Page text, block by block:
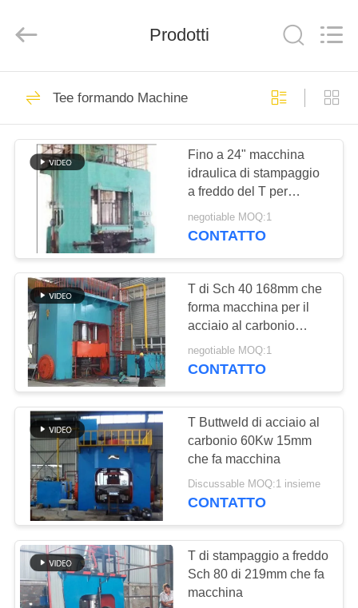
CASA
PRODOTTI
MOSTRA
CIRCA
NOI
GIRO
DELLA
FABBRICA
CONTROLLO
QUALITÀ
CONTATTICI
NOTIZIE
Rights
Macchina di
formazione calda
del gomito
Gomito macchina di
stampaggio a freddo
52
Tee formando
Machine
44
Prodotti
Tee formando Machine
Fino a 24" macchina
idraulica di stampaggio
a freddo del T per
acciaio inossidabile
negotiable MOQ:1
CONTATTO
T di Sch 40 168mm che
forma macchina per il
acciaio al carbonio
senza cuciture
negotiable MOQ:1
CONTATTO
T Buttweld di acciaio al
carbonio 60Kw 15mm
che fa macchina
Discussable MOQ:1 insieme
CONTATTO
T di stampaggio a freddo
Sch 80 di 219mm che fa
macchina